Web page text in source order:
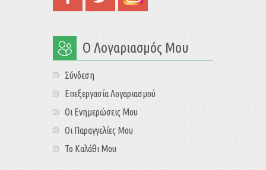
Ο Λογαριασμός Μου
Σύνδεση
Επεξεργασία Λογαριασμού
Οι Ενημερώσεις Μου
Οι Παραγγελίες Μου
Το Καλάθι Μου